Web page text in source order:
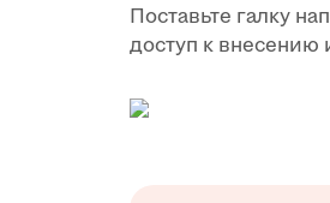
Поставьте галку
доступ к